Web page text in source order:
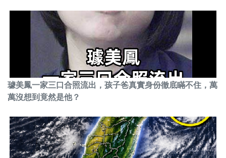
璩美鳳一家三口合照流出，孩子爸真實身份徹底瞞不住，萬
萬沒想到竟然是他？